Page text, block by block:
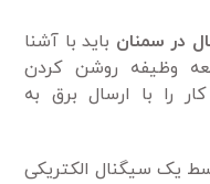
در سمنان باید با آشنا
وظیفه روشن کردن
را با ارسال برق به
یک سیگنال الکتریکی